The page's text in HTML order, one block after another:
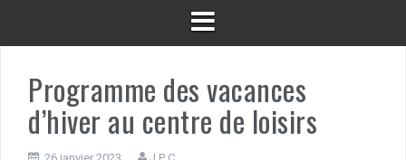
Programme des vacances
d’hiver au centre de loisirs